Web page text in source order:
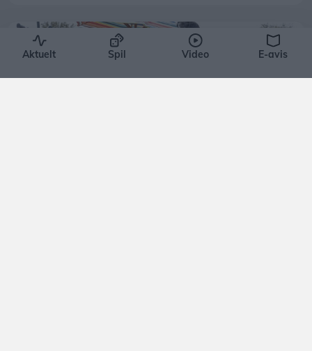
Aktuelt Spil Video E-avis